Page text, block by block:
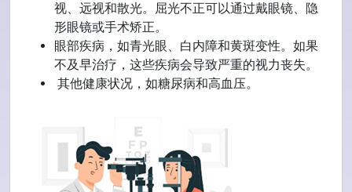
视、远视和散光。屈光不正可以通过戴眼镜、隐
形眼镜或手术矫正。
眼部疾病，如青光眼、白内障和黄斑变性。如果
不及早治疗，这些疾病会导致严重的视力丧失。
其他健康状况，如糖尿病和高血压。